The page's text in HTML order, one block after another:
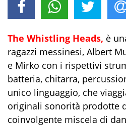
The Whistling Heads, è
ragazzi messinesi, Albert
e Mirko con i rispettivi
batteria, chitarra,
unico linguaggio, che
originali sonorità prodotte
coinvolgente miscela di